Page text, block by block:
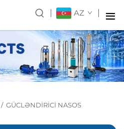
AZ
/ GÜCLƏNDIRICI NASOS